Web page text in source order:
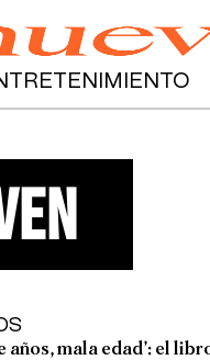
años, mala edad’: el